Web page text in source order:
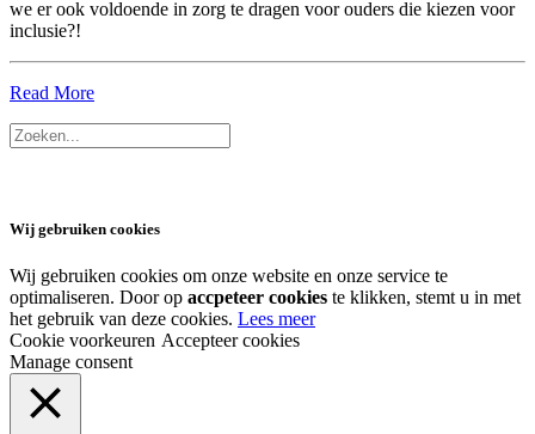
we er ook voldoende in zorg te dragen voor ouders die kiezen voor
inclusie?!
Read More
Wij gebruiken cookies
Wij gebruiken cookies om onze website en onze service te
optimaliseren. Door op accpeteer cookies te klikken, stemt u in met
het gebruik van deze cookies. Lees meer
Cookie voorkeuren Accepteer cookies
Manage consent